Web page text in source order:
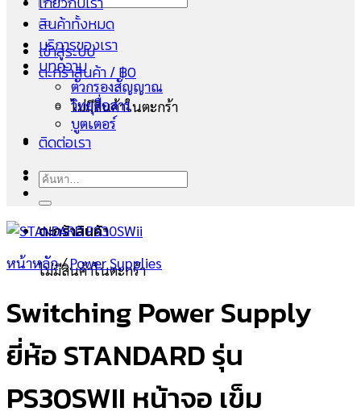
เข้าสู่ระบบ
ตะกร้าสินค้า /฿0
ไม่มีสินค้าในตะกร้า
ตะกร้าสินค้า
ไม่มีสินค้าในตะกร้า
สินค้าทั้งหมด
บริการของเรา
บทความ
ตัวกรองสัญญาณ
วิทยุสื่อสาร
บูตเตอร์
ติดต่อเรา
ค้นหา:
หน้าหลัก/ Power Supplies
Switching Power Supply
ยี่ห้อ STANDARD รุ่น
PS30SWII หน้าจอ เข็ม